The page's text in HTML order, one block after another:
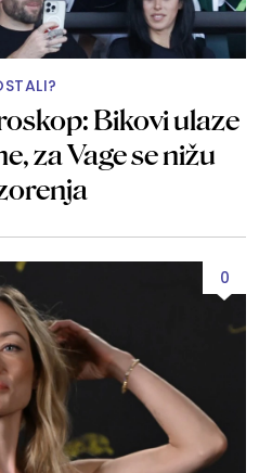
Bikovi ulaze
za Vage se nižu
0